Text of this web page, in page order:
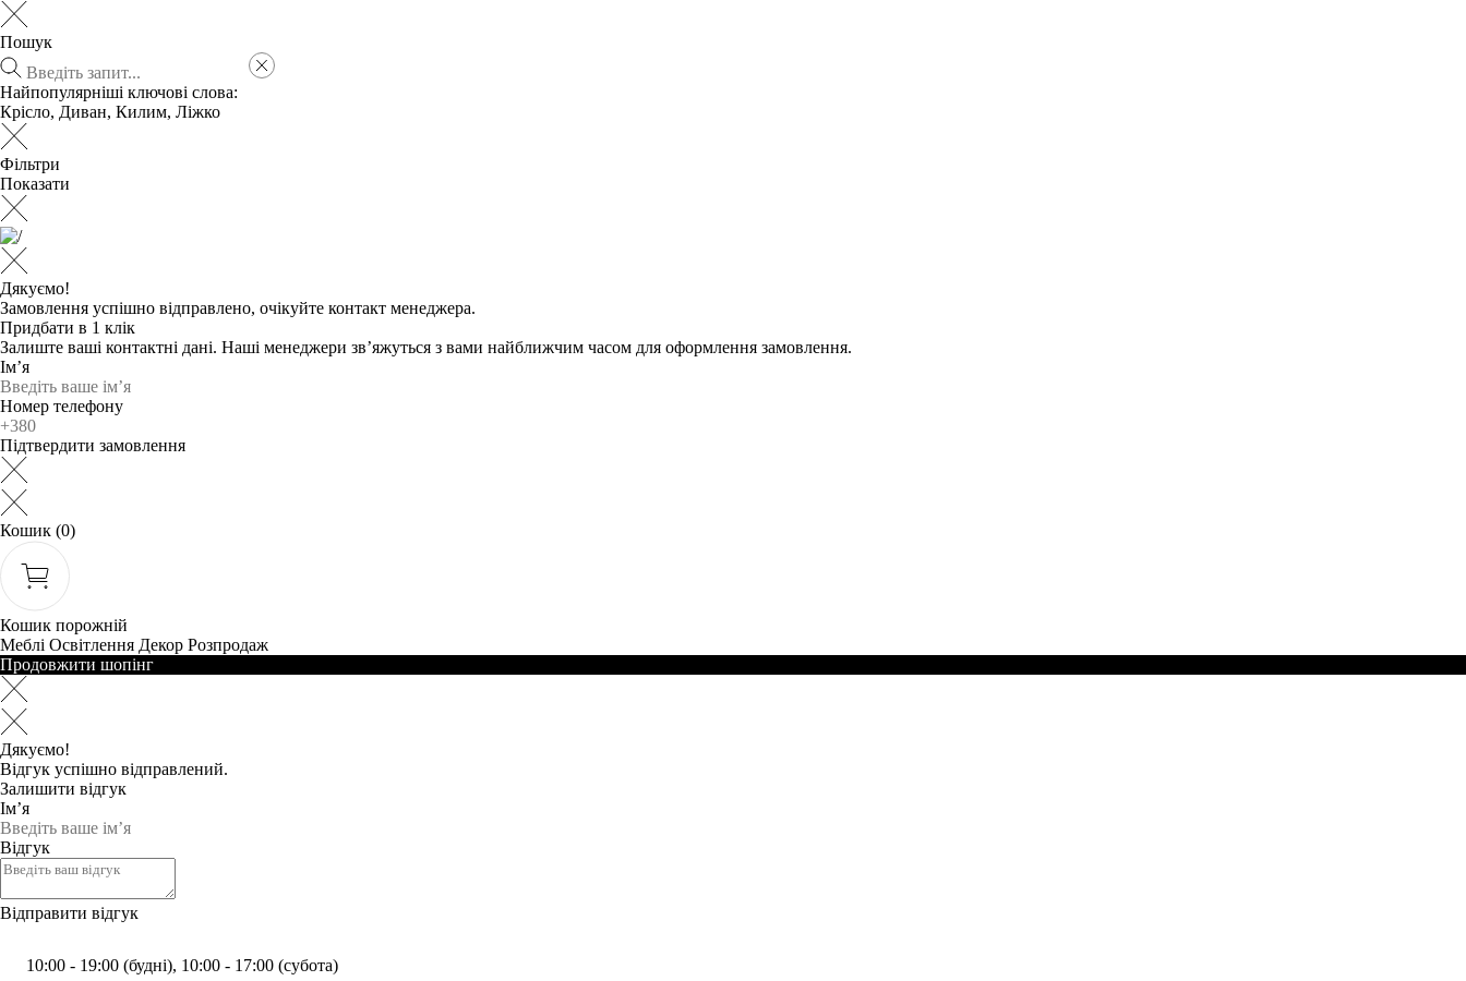
Пошук
Найпопулярніші ключові слова:
Крісло, Диван, Килим, Ліжко
Фільтри
Показати
Дякуємо!
Замовлення успішно відправлено, очікуйте контакт менеджера.
Придбати в 1 клік
Залиште ваші контактні дані. Наші менеджери зв’яжуться з вами найближчим часом для оформлення замовлення.
Ім’я
Номер телефону
Підтвердити замовлення
Кошик (0)
Кошик порожній
Меблі Освітлення Декор Розпродаж
Продовжити шопінг
Дякуємо!
Відгук успішно відправлений.
Залишити відгук
Ім’я
Відгук
Відправити відгук
10:00 - 19:00 (будні), 10:00 - 17:00 (субота)